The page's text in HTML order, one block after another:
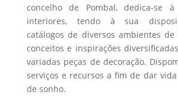
concelho de Pombal, dedica-se
interiores, tendo à sua
catálogos de diversos ambientes
conceitos e inspirações
variadas peças de decoração.
serviços e recursos a fim de dar
de sonho.